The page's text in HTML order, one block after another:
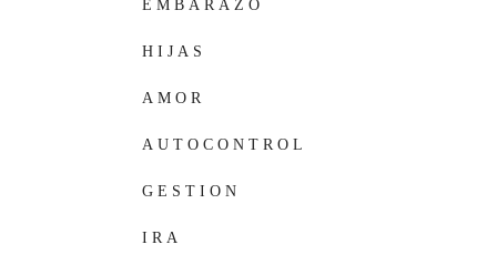
EMBARAZO
HIJAS
AMOR
AUTOCONTROL
GESTION
IRA